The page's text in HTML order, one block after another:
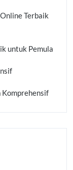
Terbaik
untuk Pemula
Komprehensif